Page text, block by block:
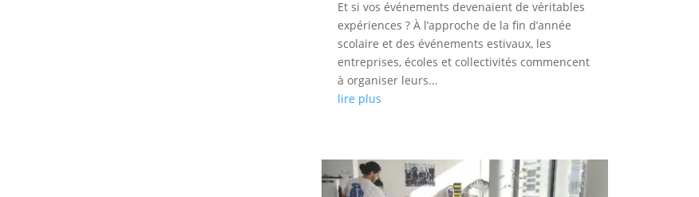
Et si vos événements devenaient de véritables
expériences ? À l’approche de la fin d’année
scolaire et des événements estivaux, les
entreprises, écoles et collectivités commencent
à organiser leurs...
lire plus